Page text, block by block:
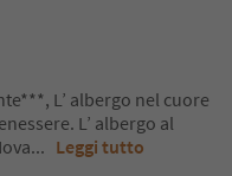
L’ albergo nel cuore
L’ albergo al
... Leggi tutto